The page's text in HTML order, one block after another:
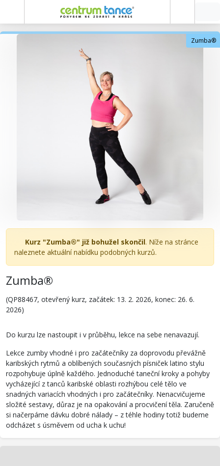
Zumba®
Kurz "Zumba®" již bohužel skončil. Níže na stránce
naleznete aktuální nabídku podobných kurzů.
Zumba®
(QP88467, otevřený kurz, začátek: 13. 2. 2026, konec: 26. 6.
2026)
Do kurzu lze nastoupit i v průběhu, lekce na sebe nenavazují.
Lekce zumby vhodné i pro začátečníky za doprovodu převážně
karibských rytmů a oblíbených současných písniček latino stylu
rozpohybuje úplně každého. Jednoduché taneční kroky a pohyby
vycházející z tanců karibské oblasti rozhýbou celé tělo ve
snadných variacích vhodných i pro začátečníky. Nenacvičujeme
složité sestavy, důraz je na opakování a procvičení těla. Zaručeně
si načerpáme dávku dobré nálady – z téhle hodiny totiž budeme
odcházet s úsměvem od ucha k uchu!